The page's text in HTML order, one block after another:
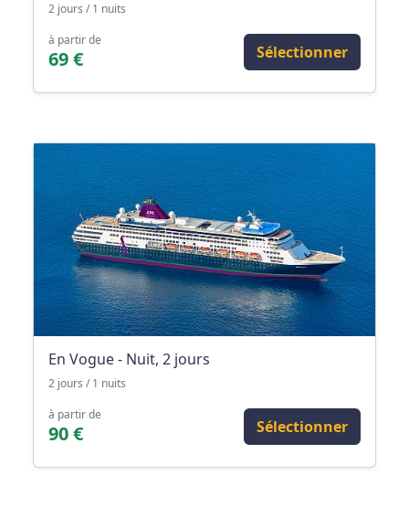
2 jours / 1 nuits
à partir de
69 € Sélectionner
En Vogue - Nuit, 2 jours
2 jours / 1 nuits
à partir de
90 € Sélectionner